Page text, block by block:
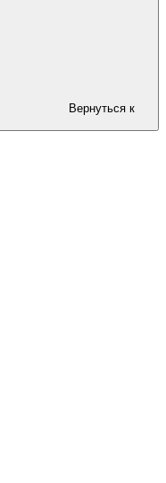
Вернуться к